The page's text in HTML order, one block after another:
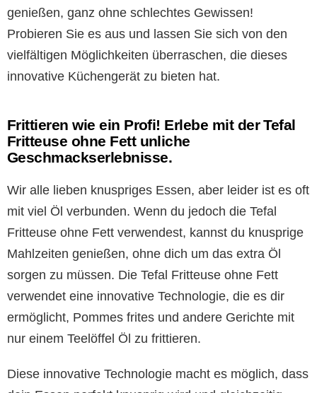
genießen, ganz ohne schlechtes Gewissen!
Probieren Sie es aus und lassen Sie sich von den
vielfältigen Möglichkeiten überraschen, die dieses
innovative Küchengerät zu bieten hat.
Frittieren wie ein Profi! Erlebe mit der Tefal
Fritteuse ohne Fett unliche
Geschmackserlebnisse.
Wir alle lieben knuspriges Essen, aber leider ist es oft
mit viel Öl verbunden. Wenn du jedoch die Tefal
Fritteuse ohne Fett verwendest, kannst du knusprige
Mahlzeiten genießen, ohne dich um das extra Öl
sorgen zu müssen. Die Tefal Fritteuse ohne Fett
verwendet eine innovative Technologie, die es dir
ermöglicht, Pommes frites und andere Gerichte mit
nur einem Teelöffel Öl zu frittieren.
Diese innovative Technologie macht es möglich, dass